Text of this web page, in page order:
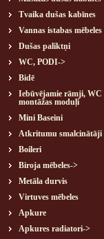
Tvaika dušas kabīnes
Vannas istabas mēbeles
Dušas paliktņi
WC, PODI->
Bidē
Iebūvējamie rāmji, WC
montāžas moduļi
Mini Baseini
Atkritumu smalcinātāji
Boileri
Biroja mēbeles->
Metāla durvis
Virtuves mēbeles
Apkure
Apkures radiatori->